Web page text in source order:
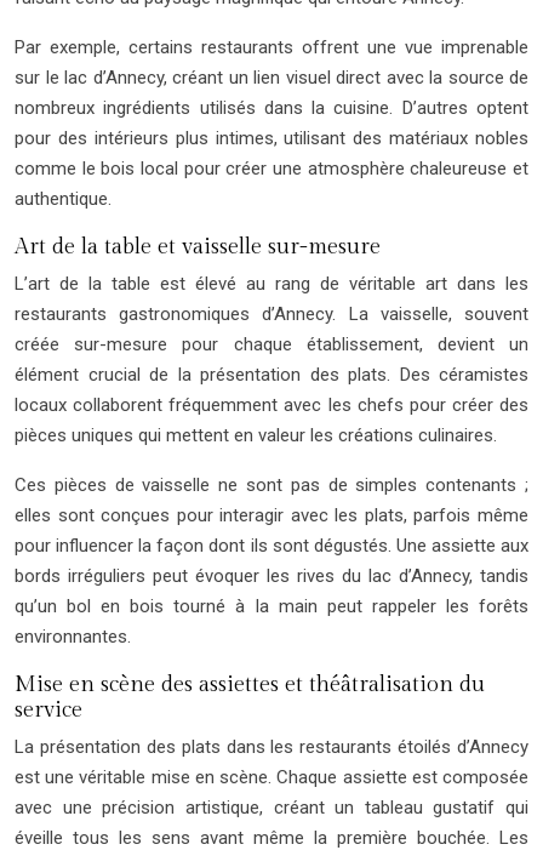
Par exemple, certains restaurants offrent une vue imprenable
sur le lac d’Annecy, créant un lien visuel direct avec la source de
nombreux ingrédients utilisés dans la cuisine. D’autres optent
pour des intérieurs plus intimes, utilisant des matériaux nobles
comme le bois local pour créer une atmosphère chaleureuse et
authentique.
Art de la table et vaisselle sur-mesure
L’art de la table est élevé au rang de véritable art dans les
restaurants gastronomiques d’Annecy. La vaisselle, souvent
créée sur-mesure pour chaque établissement, devient un
élément crucial de la présentation des plats. Des céramistes
locaux collaborent fréquemment avec les chefs pour créer des
pièces uniques qui mettent en valeur les créations culinaires.
Ces pièces de vaisselle ne sont pas de simples contenants ;
elles sont conçues pour interagir avec les plats, parfois même
pour influencer la façon dont ils sont dégustés. Une assiette aux
bords irréguliers peut évoquer les rives du lac d’Annecy, tandis
qu’un bol en bois tourné à la main peut rappeler les forêts
environnantes.
Mise en scène des assiettes et théâtralisation du
service
La présentation des plats dans les restaurants étoilés d’Annecy
est une véritable mise en scène. Chaque assiette est composée
avec une précision artistique, créant un tableau gustatif qui
éveille tous les sens avant même la première bouchée. Les